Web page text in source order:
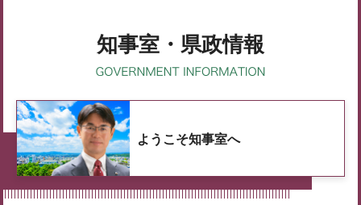
知事室・県政情報
ようこそ知事室へ